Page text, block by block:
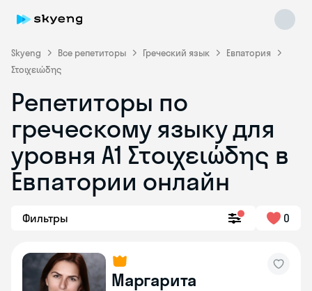
Skyeng Все репетиторы Греческий язык
Евпатория
Στοιχειώδης
Репетиторы по
греческому языку для
уровня Α1 Στοιχειώδης в
Евпатории онлайн
Фильтры 0
Маргарита
Skyeng Chat
online